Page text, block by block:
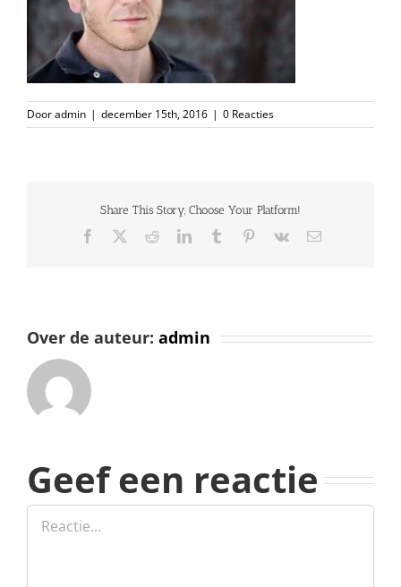
Dooradmin | december 15th, 2016 | 0 Reacties
Share This Story, Choose Your Platform!
Facebook RedditLinkedInTumblr Pinterest
Vk
E-
Over de auteur: admin
Geef een reactie
Reactie